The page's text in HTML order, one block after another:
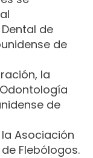
de
de
la
de
Asociación
Flebólogos.